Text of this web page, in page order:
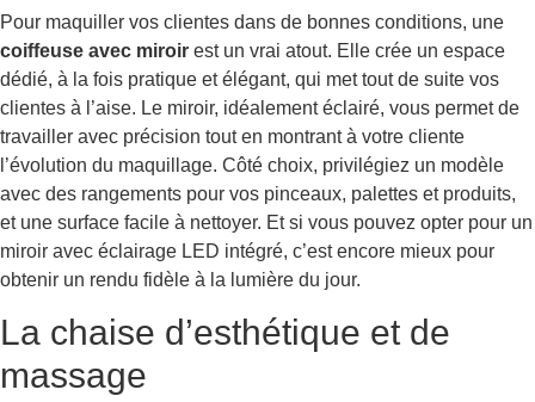
Pour maquiller vos clientes dans de bonnes conditions, une
coiffeuse avec miroir est un vrai atout. Elle crée un espace
dédié, à la fois pratique et élégant, qui met tout de suite vos
clientes à l’aise. Le miroir, idéalement éclairé, vous permet de
travailler avec précision tout en montrant à votre cliente
l’évolution du maquillage. Côté choix, privilégiez un modèle
avec des rangements pour vos pinceaux, palettes et produits,
et une surface facile à nettoyer. Et si vous pouvez opter pour un
miroir avec éclairage LED intégré, c’est encore mieux pour
obtenir un rendu fidèle à la lumière du jour.
La chaise d’esthétique et de
massage